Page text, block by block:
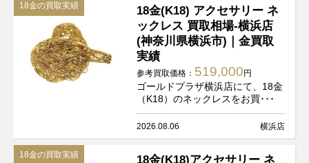
18金の買取実績
18金(K18) アクセサリー ネ
ックレス 買取相場-横浜店
(神奈川県横浜市)｜金買取
実績
参考買取価格： 519,000 円
ゴールドプラザ横浜店にて、18金
（K18）のネックレスをお買･･･
2026.08.06 横浜店
18金の買取実績
18金(K18)アクセサリー ネ